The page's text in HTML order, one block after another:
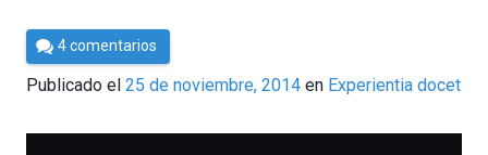
Por
César
Tomé
4 comentarios
Publicado el 25 de noviembre, 2014 en Experientia docet